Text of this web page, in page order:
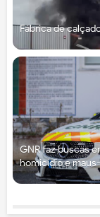
Fábrica de
GNR faz buscas
homicídio e